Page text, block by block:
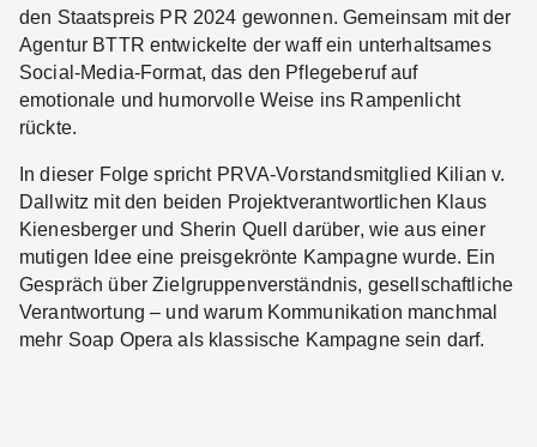
den Staatspreis PR 2024 gewonnen. Gemeinsam mit der
Agentur BTTR entwickelte der waff ein unterhaltsames
Social-Media-Format, das den Pflegeberuf auf
emotionale und humorvolle Weise ins Rampenlicht
rückte.
In dieser Folge spricht PRVA-Vorstandsmitglied Kilian v.
Dallwitz mit den beiden Projektverantwortlichen Klaus
Kienesberger und Sherin Quell darüber, wie aus einer
mutigen Idee eine preisgekrönte Kampagne wurde. Ein
Gespräch über Zielgruppenverständnis, gesellschaftliche
Verantwortung – und warum Kommunikation manchmal
mehr Soap Opera als klassische Kampagne sein darf.